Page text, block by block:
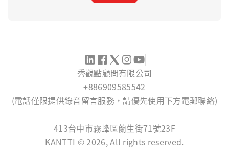
秀觀點顧問有限公司
+886909585542
(電話僅限提供錄音留言服務，請優先使用下方電郵聯絡)
413台中市霧峰區蘭生街71號23F
KANTTI © 2026, All rights reserved.